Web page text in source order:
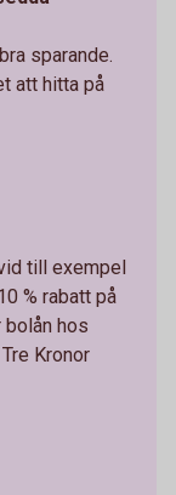
sparande.
att hitta på
till exempel
% rabatt på
hos
Kronor